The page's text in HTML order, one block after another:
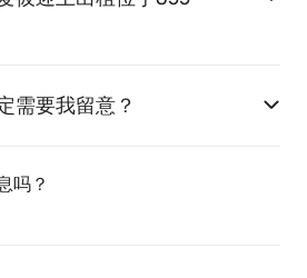
需要我留意？
吗？